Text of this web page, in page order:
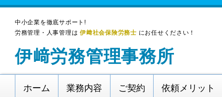
中小企業を徹底サポート!
労務管理・人事管理は伊﨑社会保険労務士 にお任せください！
伊﨑労務管理事務所
ホーム 業務内容 ご契約 依頼メリット